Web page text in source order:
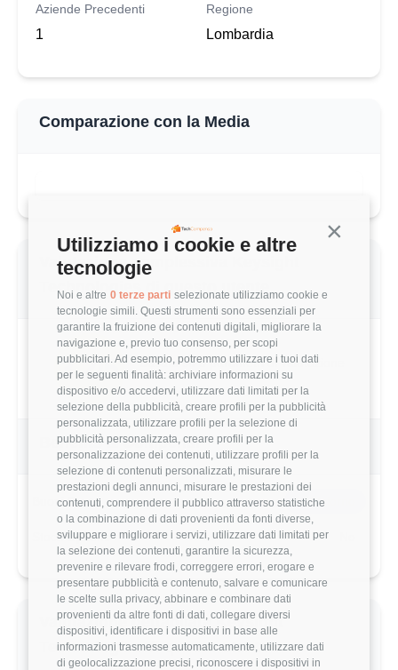
Continua
Utilizziamo i cookie e altre
tecnologie
Noi e altre 0 terze parti selezionate utilizziamo cookie e
tecnologie simili. Questi strumenti sono essenziali per
garantire la fruizione dei contenuti digitali, migliorare la
navigazione e, previo tuo consenso, per scopi
pubblicitari. Ad esempio, potremmo utilizzare i tuoi dati
per le seguenti finalità: archiviare informazioni su
dispositivo e/o accedervi, utilizzare dati limitati per la
selezione della pubblicità, creare profili per la pubblicità
personalizzata, utilizzare profili per la selezione di
pubblicità personalizzata, creare profili per la
personalizzazione dei contenuti, utilizzare profili per la
selezione di contenuti personalizzati, misurare le
prestazioni degli annunci, misurare le prestazioni dei
contenuti, comprendere il pubblico attraverso statistiche
o la combinazione di dati provenienti da fonti diverse,
sviluppare e migliorare i servizi, utilizzare dati limitati per
la selezione dei contenuti, garantire la sicurezza,
prevenire e rilevare frodi, correggere errori, erogare e
presentare pubblicità e contenuto, salvare e comunicare
le scelte sulla privacy, abbinare e combinare dati
provenienti da altre fonti di dati, collegare diversi
dispositivi, identificare i dispositivi in base alle
informazioni trasmesse automaticamente, utilizzare dati
di geolocalizzazione precisi, riconoscere i dispositivi in
Aziende Precedenti
1
Regione
Lombardia
Comparazione con la Media
Valutazione complessiva Keysight
Technologies di questo utente
3.2/5 Basato su 5 parametri di valutazione
Benefits & Compensi
Buoni Pasto 12€/giorno
Stock Options
Valutazione dettagliata Keysight
Technologies di questo utente